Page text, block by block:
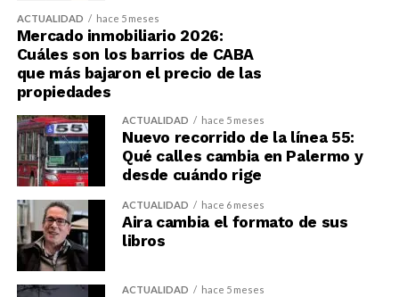
ACTUALIDAD hace 5 meses
Mercado inmobiliario 2026:
Cuáles son los barrios de CABA
que más bajaron el precio de las
propiedades
ACTUALIDAD hace 5 meses
Nuevo recorrido de la línea 55:
Qué calles cambia en Palermo y
desde cuándo rige
ACTUALIDAD hace 6 meses
Aira cambia el formato de sus
libros
ACTUALIDAD hace 5 meses